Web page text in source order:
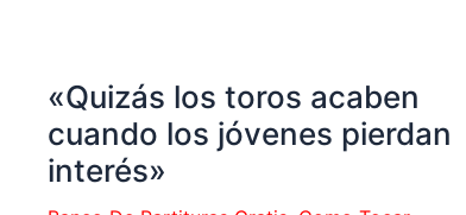
«Quizás los toros acaben
cuando los jóvenes pierdan
interés»